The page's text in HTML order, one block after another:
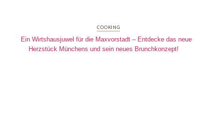
COOKING
Ein Wirtshausjuwel für die Maxvorstadt – Entdecke das neue
Herzstück Münchens und sein neues Brunchkonzept!